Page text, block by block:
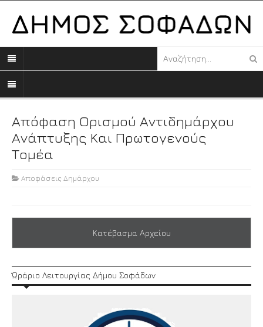
Απόφαση Ορισμού Αντιδημάρχου
Ανάπτυξης Και Πρωτογενούς
Τομέα
Αποφάσεις Δημάρχου
Κατέβασμα Αρχείου
Ώράριο Λειτουργίας Δήμου Σοφάδων